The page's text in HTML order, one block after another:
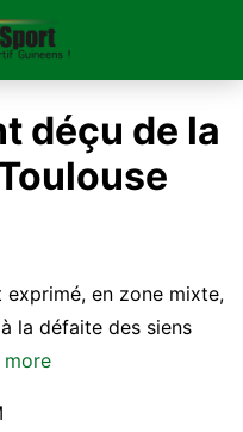
déçu de la
exprimé, en zone mixte,
la défaite des siens